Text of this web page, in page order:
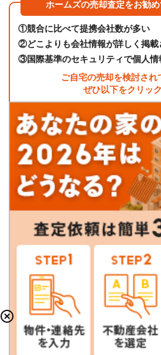
ホームズの売却査定をお勧
①競合に比べて提携会社数が多い
②どこよりも会社情報が詳しく掲載
③国際基準のセキュリティで個人情
ご自宅の売却を検討され
ぜひ以下をクリッ